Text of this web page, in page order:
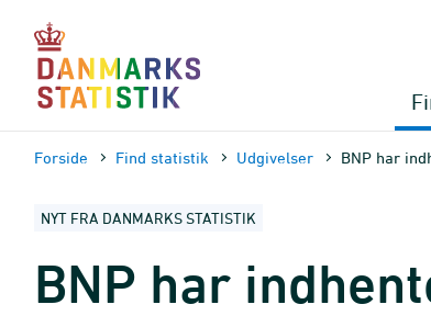
sidens
indhold
Forside Find statistik Udgivelser BNP har
NYT FRA DANMARKS STATISTIK
BNP har